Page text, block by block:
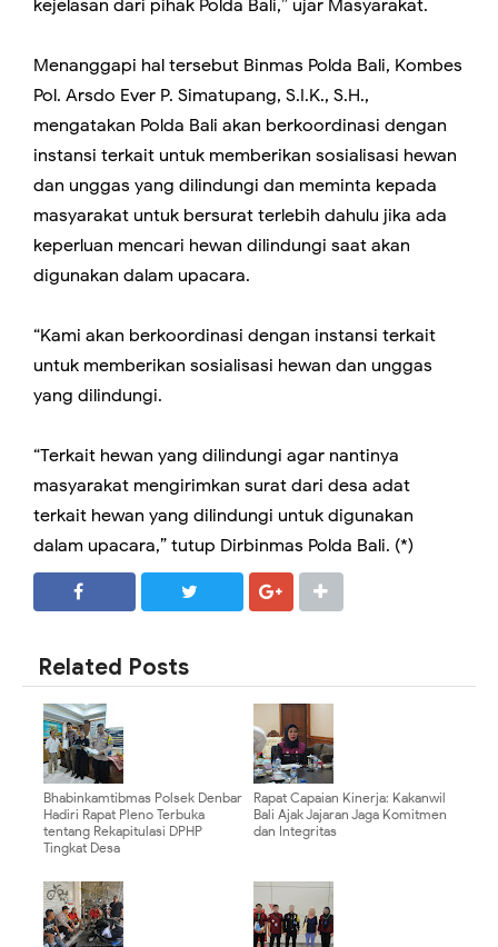
kejelasan dari pihak Polda Bali,” ujar Masyarakat.
Menanggapi hal tersebut Binmas Polda Bali, Kombes
Pol. Arsdo Ever P. Simatupang, S.I.K., S.H.,
mengatakan Polda Bali akan berkoordinasi dengan
instansi terkait untuk memberikan sosialisasi hewan
dan unggas yang dilindungi dan meminta kepada
masyarakat untuk bersurat terlebih dahulu jika ada
keperluan mencari hewan dilindungi saat akan
digunakan dalam upacara.
“Kami akan berkoordinasi dengan instansi terkait
untuk memberikan sosialisasi hewan dan unggas
yang dilindungi.
“Terkait hewan yang dilindungi agar nantinya
masyarakat mengirimkan surat dari desa adat
terkait hewan yang dilindungi untuk digunakan
dalam upacara,” tutup Dirbinmas Polda Bali. (*)
Related Posts
Bhabinkamtibmas Polsek Denbar
Hadiri Rapat Pleno Terbuka
tentang Rekapitulasi DPHP
Tingkat Desa
Rapat Capaian Kinerja: Kakanwil
Bali Ajak Jajaran Jaga Komitmen
dan Integritas